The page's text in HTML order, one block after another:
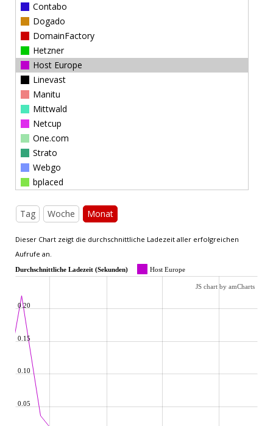
Contabo
Dogado
DomainFactory
Hetzner
Host Europe
Linevast
Manitu
Mittwald
Netcup
One.com
Strato
Webgo
bplaced
Tag Woche Monat
Dieser Chart zeigt die durchschnittliche Ladezeit aller erfolgreichen
Aufrufe an.
Durchschnittliche Ladezeit (Sekunden) Host Europe
0.05
0.10
0.15
0.20
JS chart by amCharts